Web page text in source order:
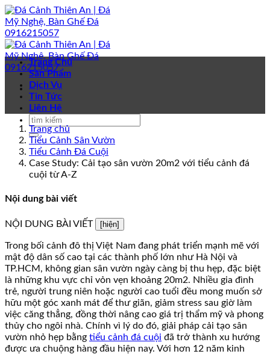
Bỏ
qua
nội
dung
Trang Chủ
Sản Phẩm
Dịch Vụ
Tin Tức
Liên Hệ
Trang chủ
Tiểu Cảnh Sân Vườn
Tiểu Cảnh Đá Cuội
Case Study: Cải tạo sân vườn 20m2 với tiểu cảnh đá
cuội từ A-Z
Nội dung bài viết
NỘI DUNG BÀI VIẾT [hiện]
Trong bối cảnh đô thị Việt Nam đang phát triển mạnh mẽ với
mật độ dân số cao tại các thành phố lớn như Hà Nội và
TP.HCM, không gian sân vườn ngày càng bị thu hẹp, đặc biệt
là những khu vực chỉ vỏn vẹn khoảng 20m2. Nhiều gia đình
trẻ, người trung niên hoặc người cao tuổi đều mong muốn sở
hữu một góc xanh mát để thư giãn, giảm stress sau giờ làm
việc căng thẳng, đồng thời nâng cao giá trị thẩm mỹ và phong
thủy cho ngôi nhà. Chính vì lý do đó, giải pháp cải tạo sân
vườn nhỏ hẹp bằng tiểu cảnh đá cuội đã trở thành xu hướng
được ưa chuộng hàng đầu hiện nay. Với hơn 12 năm kinh